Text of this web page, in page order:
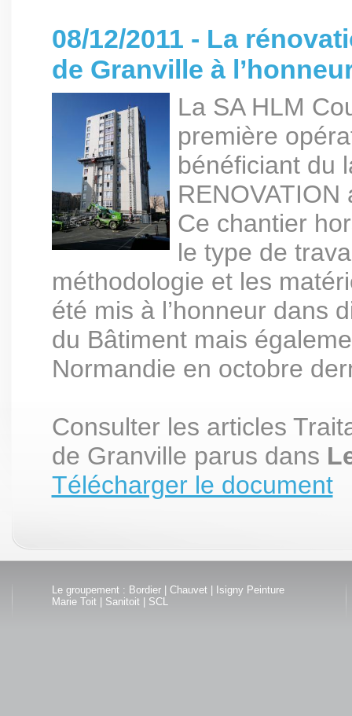
08/12/2011 - La
de Granville à
La SA HLM
première
bénéficiant du
Ce chantier
le type de
méthodologie et les
été mis à l’honneur dans
du Bâtiment mais
Normandie en octobre
Consulter les articles
de Granville parus dans
Télécharger le document
Le groupement : Bordier| Chauvet|
Isigny Peinture
Marie Toit| Sanitoit| SCL